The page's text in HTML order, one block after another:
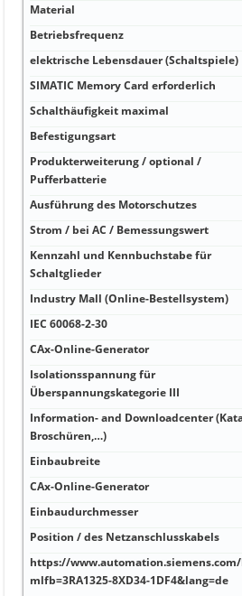
Material
Betriebsfrequenz
elektrische Lebensdauer (Schaltspiele)
SIMATIC Memory Card erforderlich
Schalthäufigkeit maximal
Befestigungsart
Produkterweiterung / optional /
Pufferbatterie
Ausführung des Motorschutzes
Strom / bei AC / Bemessungswert
Kennzahl und Kennbuchstabe für
Schaltglieder
Industry Mall (Online-Bestellsystem)
IEC 60068-2-30
CAx-Online-Generator
Isolationsspannung für
Überspannungskategorie III
Information- and Downloadcenter
Broschüren,…)
Einbaubreite
CAx-Online-Generator
Einbaudurchmesser
Position / des Netzanschlusskabels
https://
mlfb=3RA1325-8XD34-1DF4&lang=de